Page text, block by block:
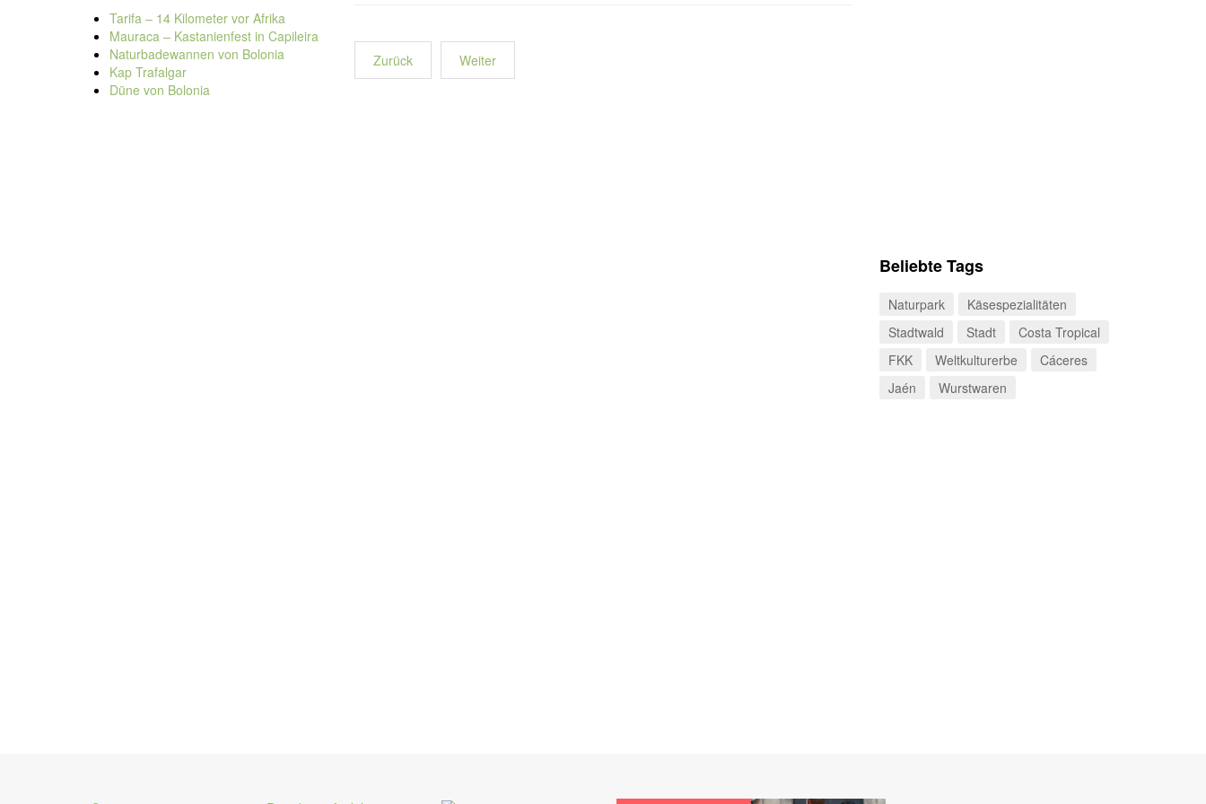
Zurück Weiter
Tarifa – 14 Kilometer vor Afrika
Mauraca – Kastanienfest in Capileira
Naturbadewannen von Bolonia
Kap Trafalgar
Düne von Bolonia
Beliebte Tags
Naturpark
Käsespezialitäten
Stadtwald
Stadt
Costa Tropical
FKK
Weltkulturerbe
Cáceres
Jaén
Wurstwaren